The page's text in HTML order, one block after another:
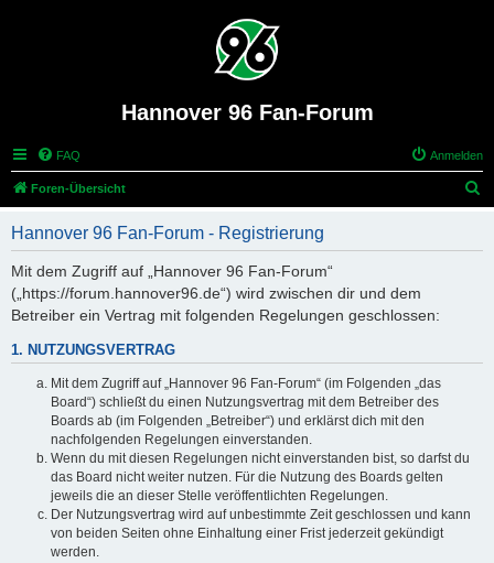
Hannover 96 Fan-Forum
FAQ Anmelden
Foren-Übersicht
Hannover 96 Fan-Forum - Registrierung
Mit dem Zugriff auf „Hannover 96 Fan-Forum“
(„https://forum.hannover96.de“) wird zwischen dir und dem
Betreiber ein Vertrag mit folgenden Regelungen geschlossen:
1. NUTZUNGSVERTRAG
Mit dem Zugriff auf „Hannover 96 Fan-Forum“ (im Folgenden „das
Board“) schließt du einen Nutzungsvertrag mit dem Betreiber des
Boards ab (im Folgenden „Betreiber“) und erklärst dich mit den
nachfolgenden Regelungen einverstanden.
Wenn du mit diesen Regelungen nicht einverstanden bist, so darfst du
das Board nicht weiter nutzen. Für die Nutzung des Boards gelten
jeweils die an dieser Stelle veröffentlichten Regelungen.
Der Nutzungsvertrag wird auf unbestimmte Zeit geschlossen und kann
von beiden Seiten ohne Einhaltung einer Frist jederzeit gekündigt
werden.